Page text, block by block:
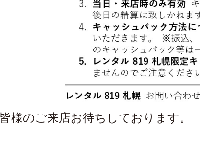
皆様のご来店お待ちしております。